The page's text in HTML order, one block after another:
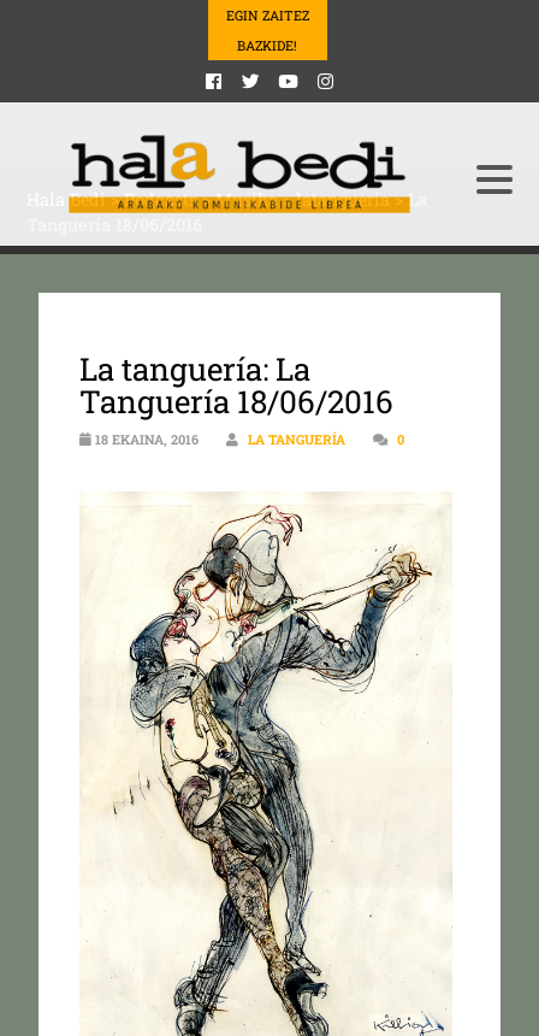
EGIN ZAITEZ
BAZKIDE!
Hala Bedi>Podcasts>Musika>latangueria>La
La tanguería: La
Tanguería 18/06/2016
18 EKAINA, 2016 LA TANGUERÍA 0